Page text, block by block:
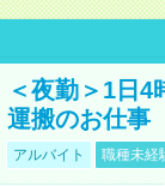
＜夜勤＞1日
運搬のお仕事
アルバイト 職種未経